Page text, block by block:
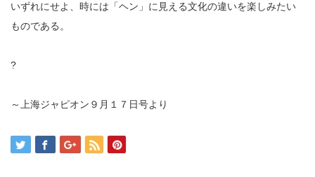
いずれにせよ、時には「ヘン」に見える文化の違いを楽しみたい
ものである。
?
～上海ジャピオン９月１７日号より